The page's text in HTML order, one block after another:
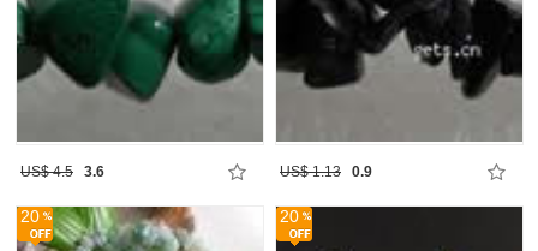
US$ 4.5 3.6 US$ 1.13 0.9
20 20